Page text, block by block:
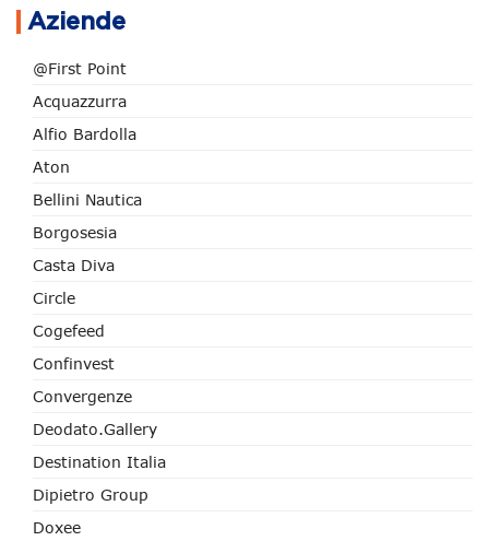
Aziende
@First Point
Acquazzurra
Alfio Bardolla
Aton
Bellini Nautica
Borgosesia
Casta Diva
Circle
Cogefeed
Confinvest
Convergenze
Deodato.Gallery
Destination Italia
Dipietro Group
Doxee